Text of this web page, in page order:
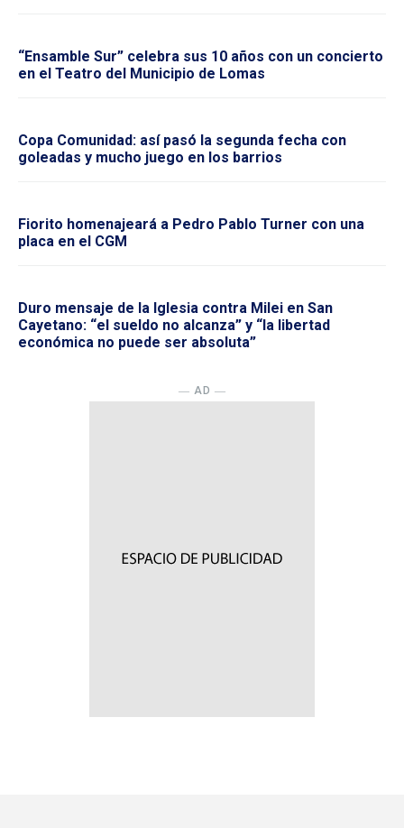
“Ensamble Sur” celebra sus 10 años con un concierto
en el Teatro del Municipio de Lomas
Copa Comunidad: así pasó la segunda fecha con
goleadas y mucho juego en los barrios
Fiorito homenajeará a Pedro Pablo Turner con una
placa en el CGM
Duro mensaje de la Iglesia contra Milei en San
Cayetano: “el sueldo no alcanza” y “la libertad
económica no puede ser absoluta”
― AD ―